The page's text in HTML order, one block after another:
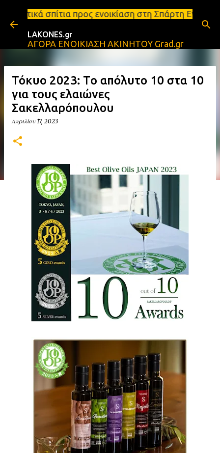
Μετάβαση στο κύριο περιεχόμενο
προς ενοικίαση στη Σπάρτη Ενοικιάσεις
LAKONES.gr
ΑΓΟΡΑ ΕΝΟΙΚΙΑΣΗ ΑΚΙΝΗΤΟΥ Grad.gr
Τόκυο 2023: Tο απόλυτο 10 στα 10
για τους ελαιώνες
Σακελλαρόπουλου
Απριλίου 17, 2023